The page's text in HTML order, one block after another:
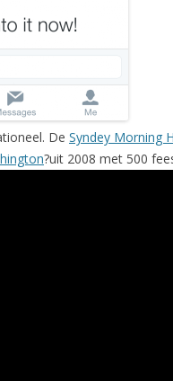
De Syndey Morning
?uit 2008 met 500